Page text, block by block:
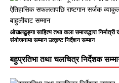
ओखलढुङ्गा साहित्य तथा कला समाजद्धारा निर्मात्री
संयोजनामा सम्मान उत्कृष्ट निर्देशन सम्मान
बहुप्रतिभा तथा चलचित्र निर्देशक